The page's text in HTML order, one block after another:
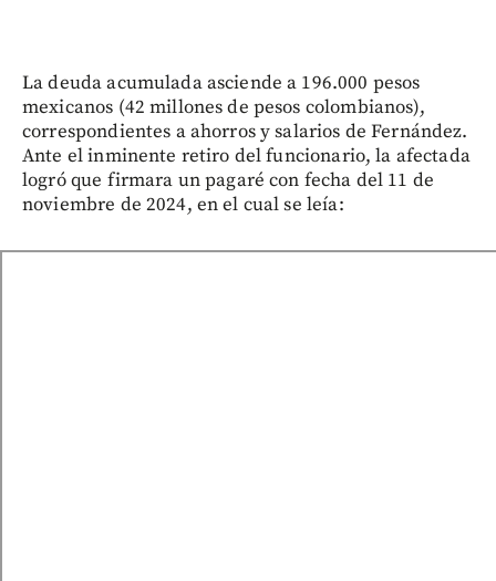
La deuda acumulada asciende a 196.000 pesos
mexicanos (42 millones de pesos colombianos),
correspondientes a ahorros y salarios de Fernández.
Ante el inminente retiro del funcionario, la afectada
logró que firmara un pagaré con fecha del 11 de
noviembre de 2024, en el cual se leía: